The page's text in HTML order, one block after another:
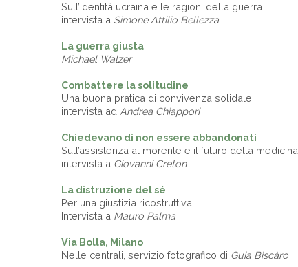
Sull’identità ucraina e le ragioni della guerra
intervista a Simone Attilio Bellezza
La guerra giusta
Michael Walzer
Combattere la solitudine
Una buona pratica di convivenza solidale
intervista ad Andrea Chiappori
Chiedevano di non essere abbandonati
Sull’assistenza al morente e il futuro della medicina
intervista a Giovanni Creton
La distruzione del sé
Per una giustizia ricostruttiva
Intervista a Mauro Palma
Via Bolla, Milano
Nelle centrali, servizio fotografico di Guia Biscàro